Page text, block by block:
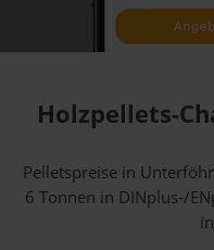
Holzpellets-
Pelletspreise in
6 Tonnen in DINplus-/